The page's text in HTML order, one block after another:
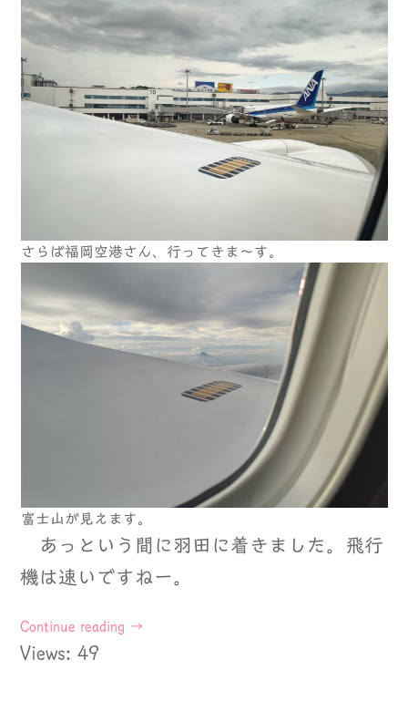
さらば福岡空港さん、行ってきま～す。
富士山が見えます。
あっという間に羽田に着きました。飛行
機は速いですねー。
Continue reading →
Views: 49